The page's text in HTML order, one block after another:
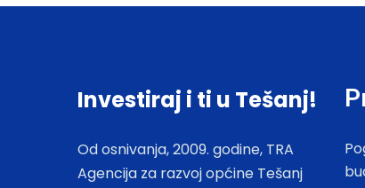
Investiraj i ti u Tešanj!
Od osnivanja, 2009. godine, TRA
Agencija za razvoj općine Tešanj